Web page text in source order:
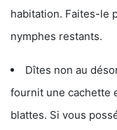
habitation. Faites-le
nymphes restants.
Dîtes non au
fournit une cachette
blattes. Si vous